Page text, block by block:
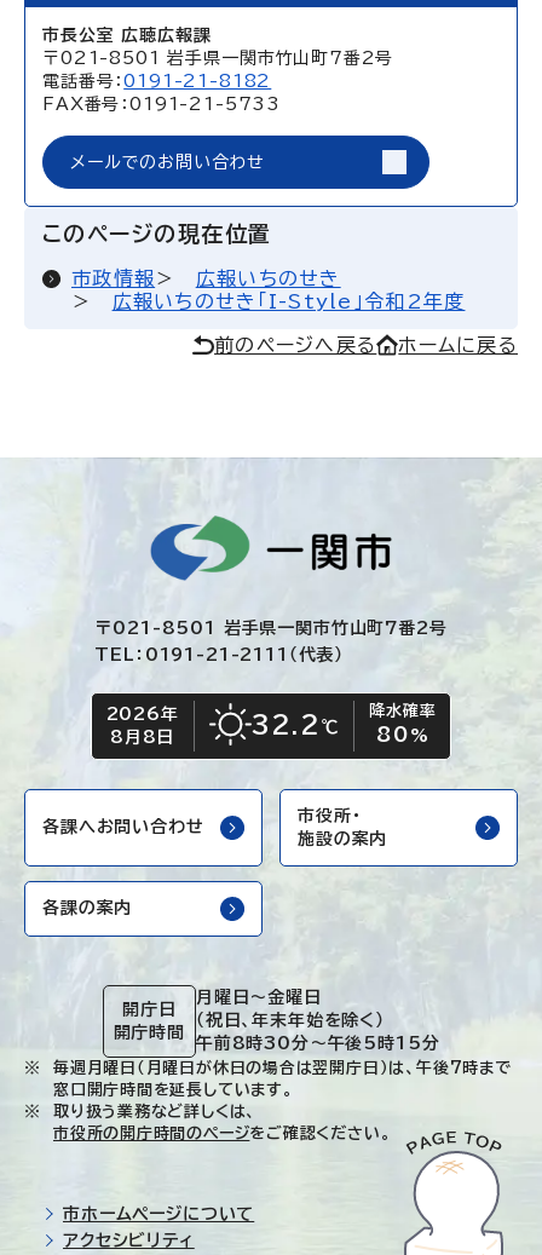
市長公室 広聴広報課
〒021-8501 岩手県一関市竹山町7番2号
電話番号：0191-21-8182
FAX番号：0191-21-5733
メールでのお問い合わせ
このページの現在位置
市政情報
広報いちのせき
広報いちのせき「I-Style」令和2年度
前のページへ戻る ホームに戻る
〒021-8501 岩手県一関市竹山町7番2号
TEL：0191-21-2111（代表）
今日の日付
2026年
8月8日
今日の天気
晴れ 32.2 ℃
降水確率
80 %
各課へお問い合わせ
市役所・
施設の案内
各課の案内
開庁日
開庁時間
月曜日～金曜日
（祝日、年末年始を除く）
午前8時30分～午後5時15分
毎週月曜日（月曜日が休日の場合は翌開庁日）は、午後7時まで
窓口開庁時間を延長しています。
取り扱う業務など詳しくは、
市役所の開庁時間のページをご確認ください。
市ホームページについて
アクセシビリティ